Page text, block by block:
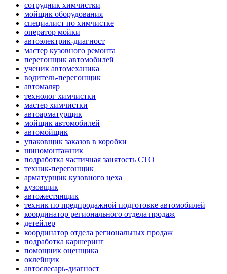
сотрудник химчистки
мойщик оборудования
специалист по химчистке
оператор мойки
автоэлектрик-диагност
мастер кузовного ремонта
перегонщик автомобилей
ученик автомеханика
водитель-перегонщик
автомаляр
технолог химчистки
мастер химчистки
автоарматурщик
мойщик автомобилей
автомойщик
упаковщик заказов в коробки
шиномонтажник
подработка частичная занятость СТО
техник-перегонщик
арматурщик кузовного цеха
кузовщик
автожестянщик
техник по предпродажной подготовке автомобилей
координатор регионального отдела продаж
детейлер
координатор отдела региональных продаж
подработка каршеринг
помощник оценщика
оклейщик
автослесарь-диагност